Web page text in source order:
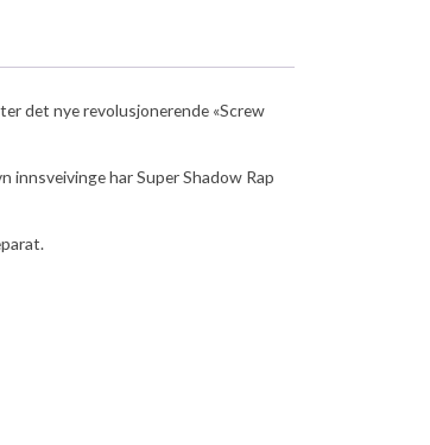
det nye revolusjonerende «Screw
innsveivinge har Super Shadow Rap